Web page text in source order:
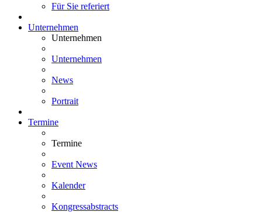
Für Sie referiert
Unternehmen
Unternehmen
Unternehmen
News
Portrait
Termine
Termine
Event News
Kalender
Kongressabstracts